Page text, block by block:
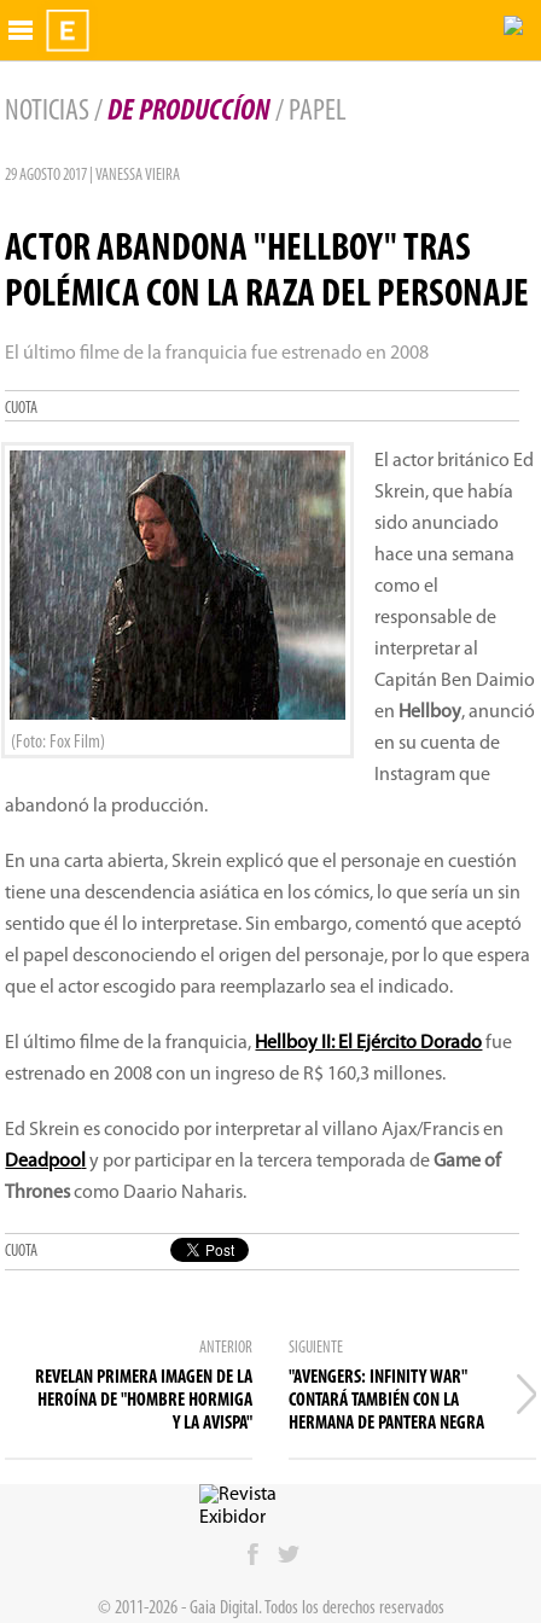
Exhibidor
NOTICIAS /DE PRODUCCÍON/ PAPEL
29 AGOSTO 2017 | VANESSA VIEIRA
ACTOR ABANDONA "HELLBOY" TRAS
POLÉMICA CON LA RAZA DEL PERSONAJE
El último filme de la franquicia fue estrenado en 2008
CUOTA
(Foto: Fox Film)
El actor británico Ed
Skrein, que había
sido anunciado
hace una semana
como el
responsable de
interpretar al
Capitán Ben Daimio
en Hellboy, anunció
en su cuenta de
Instagram que
abandonó la producción.
En una carta abierta, Skrein explicó que el personaje en cuestión
tiene una descendencia asiática en los cómics, lo que sería un sin
sentido que él lo interpretase. Sin embargo, comentó que aceptó
el papel desconociendo el origen del personaje, por lo que espera
que el actor escogido para reemplazarlo sea el indicado.
El último filme de la franquicia, Hellboy II: El Ejército Doradofue
estrenado en 2008 con un ingreso de R$ 160,3 millones.
Ed Skrein es conocido por interpretar al villano Ajax/Francis en
Deadpoo y por participar en la tercera temporada deGame of
Thronescomo Daario Naharis.
CUOTA
ANTERIOR
REVELAN PRIMERA IMAGEN DE LA
HEROÍNA DE "HOMBRE HORMIGA
Y LA AVISPA"
SIGUIENTE
"AVENGERS: INFINITY WAR"
CONTARÁ TAMBIÉN CON LA
HERMANA DE PANTERA NEGRA
© 2011-2026 - Gaia Digital. Todos los derechos reservados